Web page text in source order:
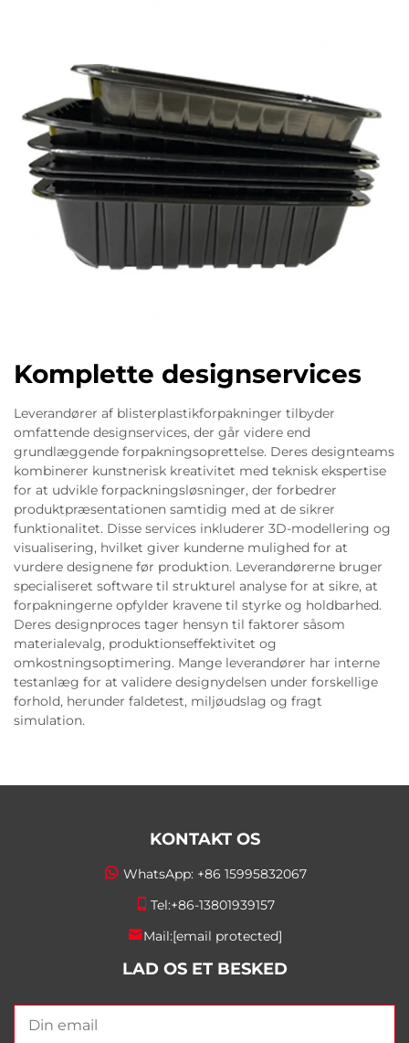
Komplette designservices
Leverandører af blisterplastikforpakninger tilbyder
omfattende designservices, der går videre end
grundlæggende forpakningsoprettelse. Deres designteams
kombinerer kunstnerisk kreativitet med teknisk ekspertise
for at udvikle forpackningsløsninger, der forbedrer
produktpræsentationen samtidig med at de sikrer
funktionalitet. Disse services inkluderer 3D-modellering og
visualisering, hvilket giver kunderne mulighed for at
vurdere designene før produktion. Leverandørerne bruger
specialiseret software til strukturel analyse for at sikre, at
forpakningerne opfylder kravene til styrke og holdbarhed.
Deres designproces tager hensyn til faktorer såsom
materialevalg, produktionseffektivitet og
omkostningsoptimering. Mange leverandører har interne
testanlæg for at validere designydelsen under forskellige
forhold, herunder faldetest, miljøudslag og fragt
simulation.
KONTAKT OS
WhatsApp: +86 15995832067
Tel:+86-13801939157
Mail:[email protected]
LAD OS ET BESKED